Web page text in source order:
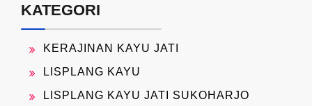
KATEGORI
KERAJINAN KAYU JATI
LISPLANG KAYU
LISPLANG KAYU JATI SUKOHARJO